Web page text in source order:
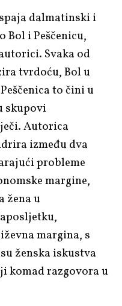
spaja dalmatinski i
Bol i Peščenicu,
Svaka od
tvrdoću, Bol u
to čini u
skupovi
Autorica
između dva
probleme
margine,
žena u
margina, s
ženska iskustva
komad razgovora u